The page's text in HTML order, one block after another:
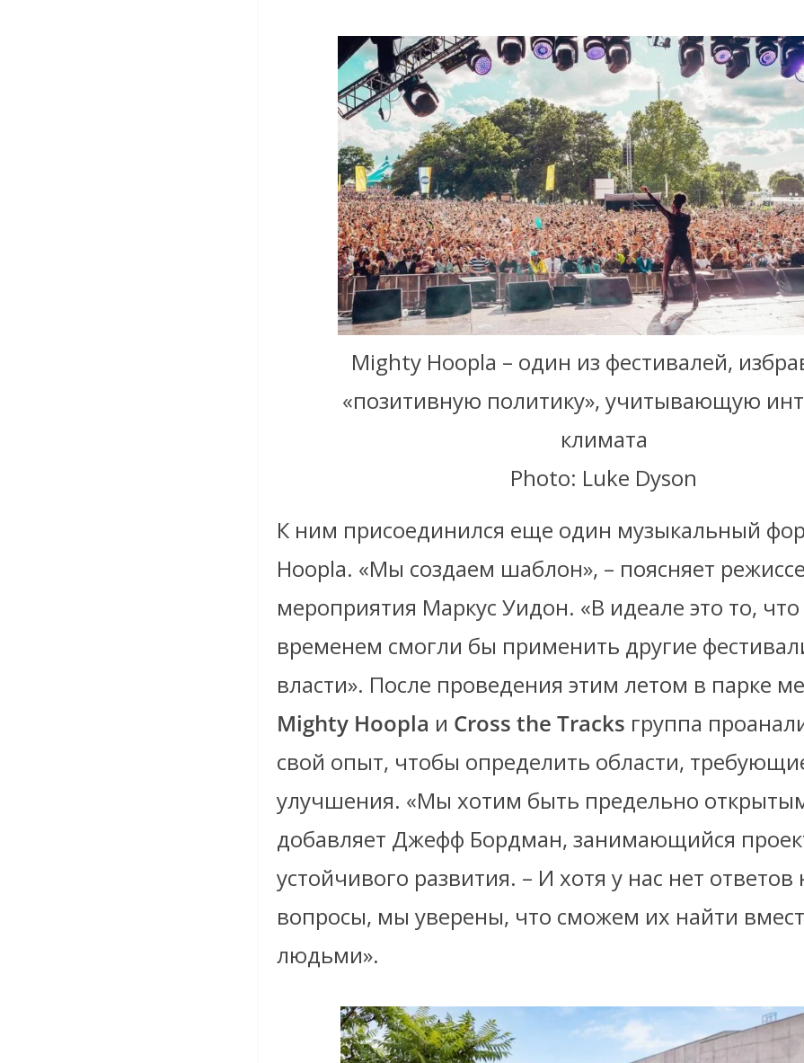
Mighty Hoopla – один из фестивалей,
«позитивную политику», учитывающую
климата
Photo: Luke Dyson
К ним присоединился еще один музыкальный
Hoopla. «Мы создаем шаблон», – поясняет
мероприятия Маркус Уидон. «В идеале это то, что
временем смогли бы применить другие
власти». После проведения этим летом в парке
Mighty Hoopla и Cross the Tracks группа
свой опыт, чтобы определить области,
улучшения. «Мы хотим быть предельно
добавляет Джефф Бордман, занимающийся
устойчивого развития. – И хотя у нас нет ответов
вопросы, мы уверены, что сможем их найти
людьми».